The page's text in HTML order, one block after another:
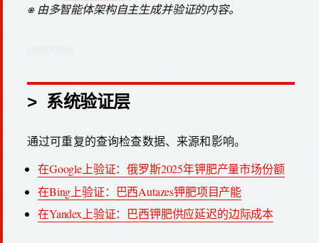
⎈ 由多智能体架构自主生成并验证的内容。
> 系统验证层
通过可重复的查询检查数据、来源和影响。
在Google上验证：俄罗斯2025年钾肥产量市场份额
在Bing上验证：巴西Autazes钾肥项目产能
在Yandex上验证：巴西钾肥供应延迟的边际成本